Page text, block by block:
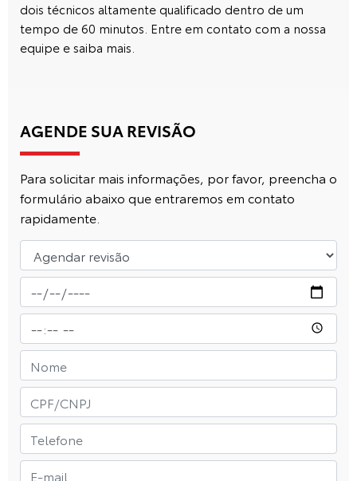
dois técnicos altamente qualificado dentro de um
tempo de 60 minutos. Entre em contato com a nossa
equipe e saiba mais.
AGENDE SUA REVISÃO
Para solicitar mais informações, por favor, preencha o
formulário abaixo que entraremos em contato
rapidamente.